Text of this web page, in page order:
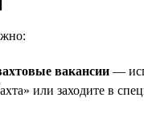
вакансии —
или заходите в